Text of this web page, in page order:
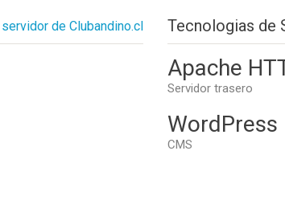
de Clubandino.cl Tecnologias de
Apache
Servidor trasero
WordPress
CMS